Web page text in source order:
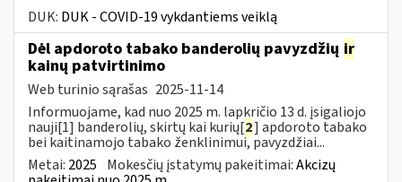
DUK: DUK - COVID-19 vykdantiems veiklą
Dėl apdoroto tabako banderolių pavyzdžių ir
kainų patvirtinimo
Web turinio sąrašas 2025-11-14
Informuojame, kad nuo 2025 m. lapkričio 13 d. įsigaliojo
nauji[1] banderolių, skirtų kai kurių[2] apdoroto tabako
bei kaitinamojo tabako ženklinimui, pavyzdžiai...
Metai: 2025 Mokesčių įstatymų pakeitimai:Akcizų